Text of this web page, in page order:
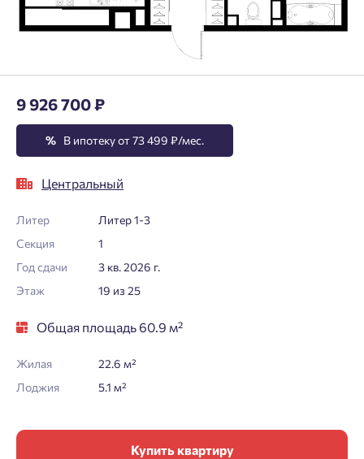
9 926 700 ₽
% В ипотеку от 73 499 ₽/мес.
Центральный
Литер
Литер 1-3
Секция
1
Год сдачи
3 кв. 2026 г.
Этаж
19 из 25
Общая площадь 60.9 м²
Жилая
22.6 м²
Лоджия
5.1 м²
Купить квартиру